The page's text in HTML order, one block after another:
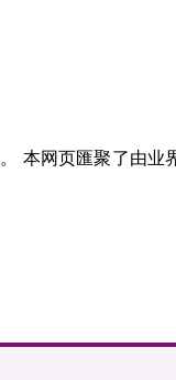
本网页匯聚了由业